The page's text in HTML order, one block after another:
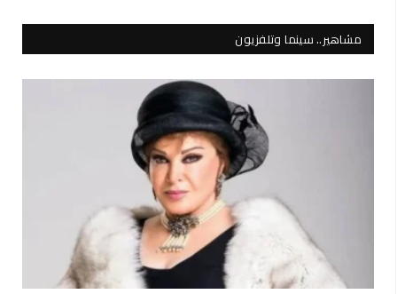
مشاهير.. سينما وتلفزيون